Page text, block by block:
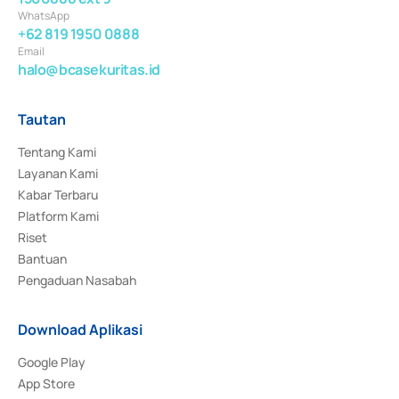
WhatsApp
+62 819 1950 0888
Email
halo@bcasekuritas.id
Tautan
Tentang Kami
Layanan Kami
Kabar Terbaru
Platform Kami
Riset
Bantuan
Pengaduan Nasabah
Download Aplikasi
Google Play
App Store